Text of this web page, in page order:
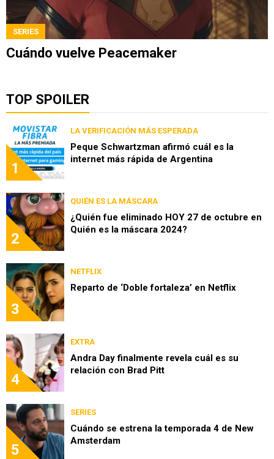
SERIES
Cuándo vuelve Peacemaker
TOP SPOILER
1
LA VERIFICACIÓN MÁS ESPERADA
Peque Schwartzman afirmó cuál es la
internet más rápida de Argentina
2
QUIÉN ES LA MÁSCARA
¿Quién fue eliminado HOY 27 de octubre en
Quién es la máscara 2024?
3
NETFLIX
Reparto de ‘Doble fortaleza’ en Netflix
4
EXTRA
Andra Day finalmente revela cuál es su
relación con Brad Pitt
5
SERIES
Cuándo se estrena la temporada 4 de New
Amsterdam